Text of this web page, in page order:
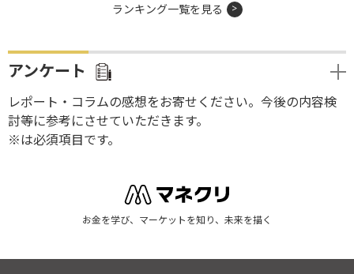
ランキング一覧を見る
アンケート
レポート・コラムの感想をお寄せください。今後の内容検
討等に参考にさせていただきます。
※は必須項目です。
お金を学び、マーケットを知り、未来を描く